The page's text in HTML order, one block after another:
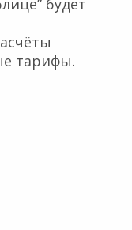
тарифы.